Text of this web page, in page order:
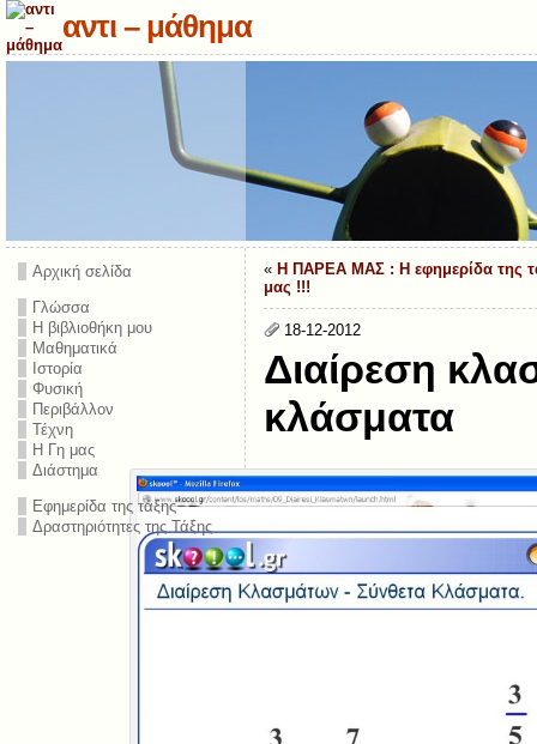
αντι – μάθημα
Αρχική σελίδα
Γλώσσα
Η βιβλιοθήκη μου
Μαθηματικά
Ιστορία
Φυσική
Περιβάλλον
Τέχνη
Η Γη μας
Διάστημα
Εφημερίδα της τάξης
Δραστηριότητες της Τάξης
« Η ΠΑΡΕΑ ΜΑΣ : Η εφημερίδα της
μας !!!
18-12-2012
Διαίρεση
κλάσματα